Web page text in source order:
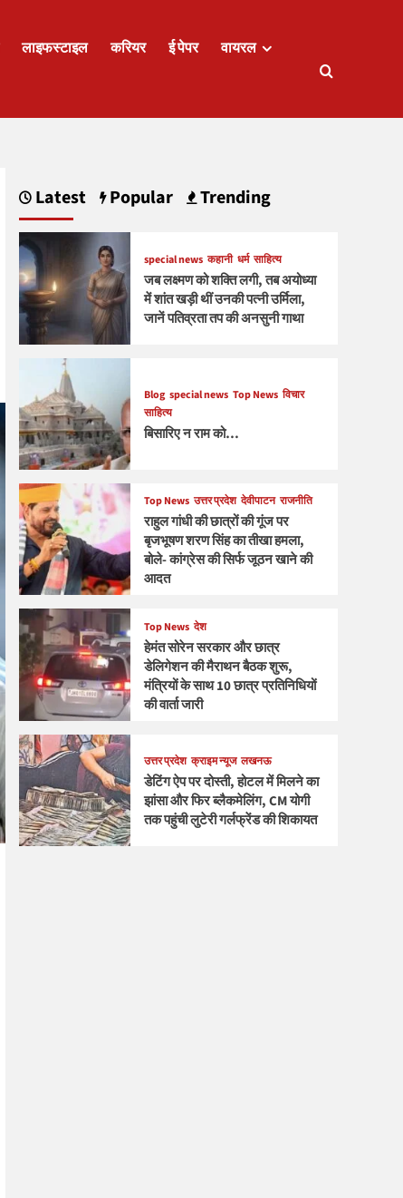
लाइफस्टाइल करियर ई पेपर वायरल
Latest Popular Trending
special news कहानी धर्म साहित्य
जब लक्ष्मण को शक्ति लगी, तब अयोध्या
में शांत खड़ी थीं उनकी पत्नी उर्मिला,
जानें पतिव्रता तप की अनसुनी गाथा
Blog special news Top News विचार
साहित्य
बिसारिए न राम को…
Top News उत्तर प्रदेश देवीपाटन राजनीति
राहुल गांधी की छात्रों की गूंज पर
बृजभूषण शरण सिंह का तीखा हमला,
बोले- कांग्रेस की सिर्फ जूठन खाने की
आदत
Top News देश
हेमंत सोरेन सरकार और छात्र
डेलिगेशन की मैराथन बैठक शुरू,
मंत्रियों के साथ 10 छात्र प्रतिनिधियों
की वार्ता जारी
उत्तर प्रदेश क्राइम न्यूज लखनऊ
डेटिंग ऐप पर दोस्ती, होटल में मिलने का
झांसा और फिर ब्लैकमेलिंग, CM योगी
तक पहुंची लुटेरी गर्लफ्रेंड की शिकायत